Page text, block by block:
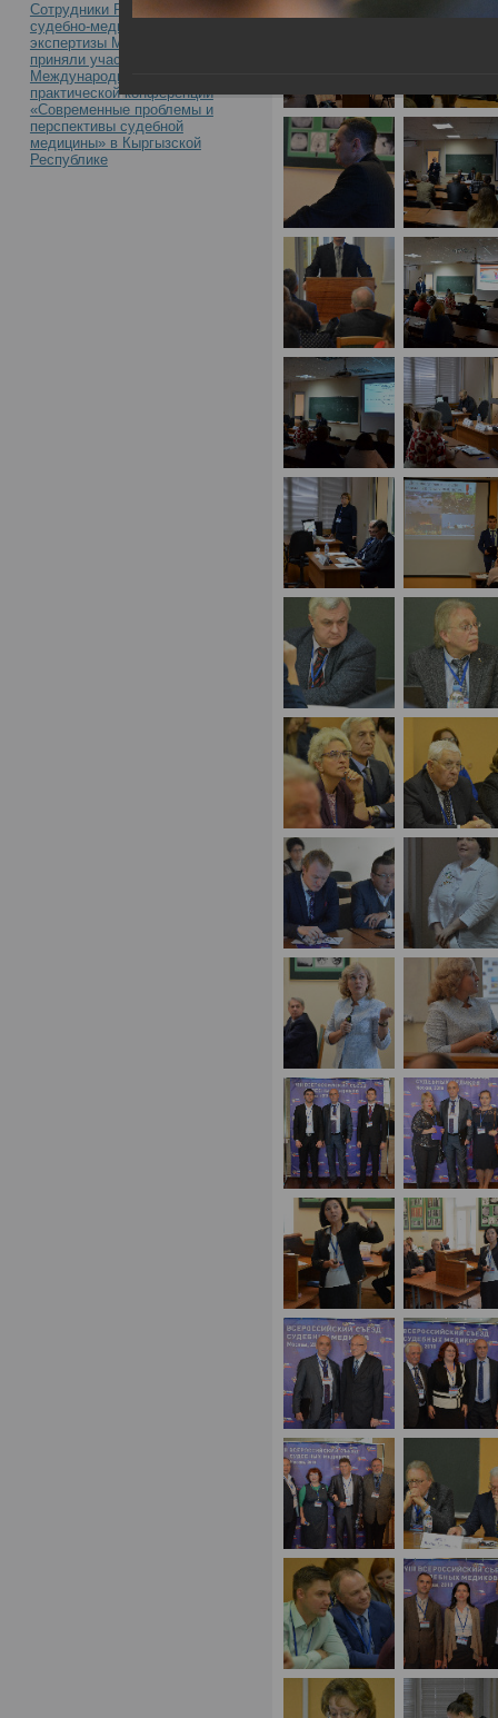
Сотрудники Российского центра
судебно-медицинской
экспертизы Минздрава России
приняли участие в
Международной научно-
практической конференции
«Современные проблемы и
перспективы судебной
медицины» в Кыргызской
Республике